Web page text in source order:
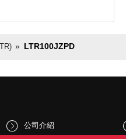
LTR100JZPD
公司介紹